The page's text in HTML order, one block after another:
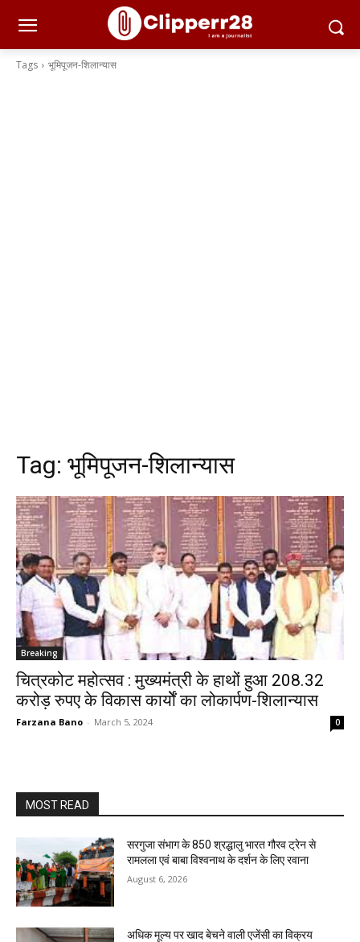
Tags भूमिपूजन-शिलान्यास
Tag: भूमिपूजन-शिलान्यास
Breaking
चित्रकोट महोत्सव : मुख्यमंत्री के हाथों हुआ 208.32
करोड़ रुपए के विकास कार्याेें का लोकार्पण-शिलान्यास
Farzana Bano - March 5, 2024 0
MOST READ
सरगुजा संभाग के 850 श्रद्धालु भारत गौरव ट्रेन से
रामलला एवं बाबा विश्वनाथ के दर्शन के लिए रवाना
August 6, 2026
अधिक मूल्य पर खाद बेचने वाली एजेंसी का विक्रय